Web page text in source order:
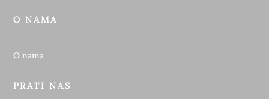
O NAMA
O nama
PRATI NAS